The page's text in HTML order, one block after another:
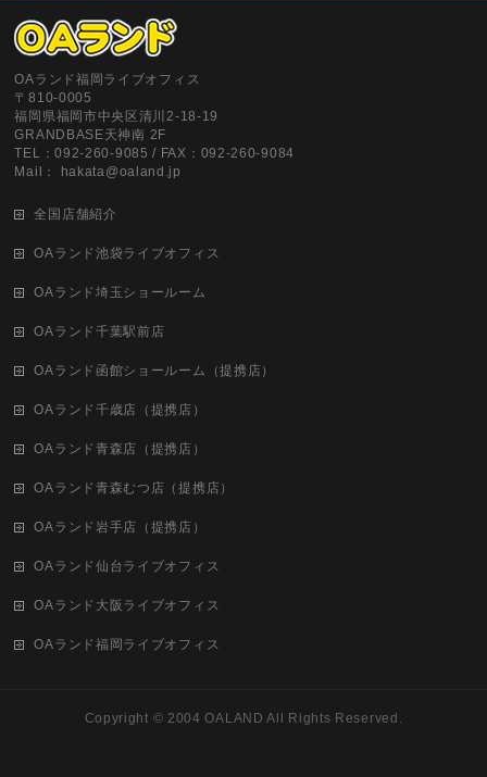
OAランド福岡ライブオフィス
〒810-0005
福岡県福岡市中央区清川2-18-19
GRANDBASE天神南 2F
TEL：092-260-9085 / FAX：092-260-9084
Mail： hakata@oaland.jp
全国店舗紹介
OAランド池袋ライブオフィス
OAランド埼玉ショールーム
OAランド千葉駅前店
OAランド函館ショールーム（提携店）
OAランド千歳店（提携店）
OAランド青森店（提携店）
OAランド青森むつ店（提携店）
OAランド岩手店（提携店）
OAランド仙台ライブオフィス
OAランド大阪ライブオフィス
OAランド福岡ライブオフィス
Copyright © 2004 OALAND All Rights Reserved.